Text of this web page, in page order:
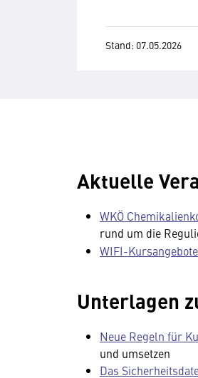
Stand: 07.05.2026
Aktuelle
WKÖ
rund um die
WIFI-
Unterlagen
Neue Regeln für
und umsetzen
Das